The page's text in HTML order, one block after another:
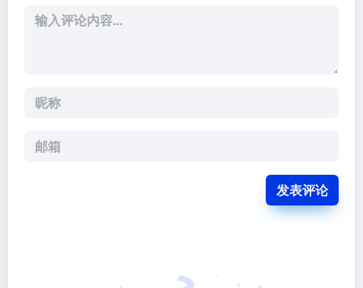
发表评论